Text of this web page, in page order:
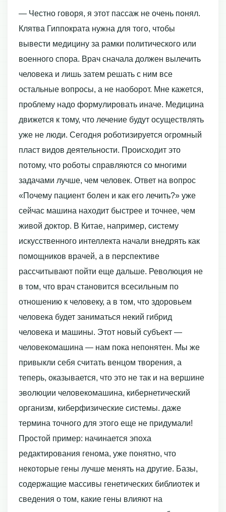
— Честно говоря, я этот пассаж не очень понял.
Клятва Гиппократа нужна для того, чтобы
вывести медицину за рамки политического или
военного спора. Врач сначала должен вылечить
человека и лишь затем решать с ним все
остальные вопросы, а не наоборот. Мне кажется,
проблему надо формулировать иначе. Медицина
движется к тому, что лечение будут осуществлять
уже не люди. Сегодня роботизируется огромный
пласт видов деятельности. Происходит это
потому, что роботы справляются со многими
задачами лучше, чем человек. Ответ на вопрос
«Почему пациент болен и как его лечить?» уже
сейчас машина находит быстрее и точнее, чем
живой доктор. В Китае, например, систему
искусственного интеллекта начали внедрять как
помощников врачей, а в перспективе
рассчитывают пойти еще дальше. Революция не
в том, что врач становится всесильным по
отношению к человеку, а в том, что здоровьем
человека будет заниматься некий гибрид
человека и машины. Этот новый субъект —
человекомашина — нам пока непонятен. Мы же
привыкли себя считать венцом творения, а
теперь, оказывается, что это не так и на вершине
эволюции человекомашина, кибернетический
организм, киберфизические системы. даже
термина точного для этого еще не придумали!
Простой пример: начинается эпоха
редактирования генома, уже понятно, что
некоторые гены лучше менять на другие. Базы,
содержащие массивы генетических библиотек и
сведения о том, какие гены влияют на